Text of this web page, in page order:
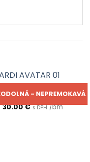
- NEPREMOKAVÁ
GARDI
GARDI AVATAR 01
30.00€ s DPH/bm